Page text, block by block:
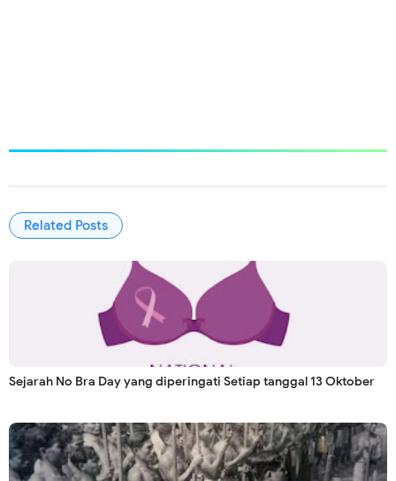
Related Posts
Sejarah No Bra Day yang diperingati Setiap tanggal 13 Oktober